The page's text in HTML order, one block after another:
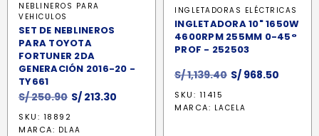
NEBLINEROS PARA
VEHICULOS
SET DE NEBLINEROS
PARA TOYOTA
FORTUNER 2DA
GENERACIÓN 2016-20 -
TY661
S/250.90 El
original
S/ 213.30
SKU: 18892
MARCA: DLAA
INGLETADORAS ELÉCTRICAS
INGLETADORA 10" 1650W
4600RPM 255MM 0-45°
PROF - 252503
S/1,139.40 El
original
S/ 968.50
SKU: 11415
MARCA: LACELA